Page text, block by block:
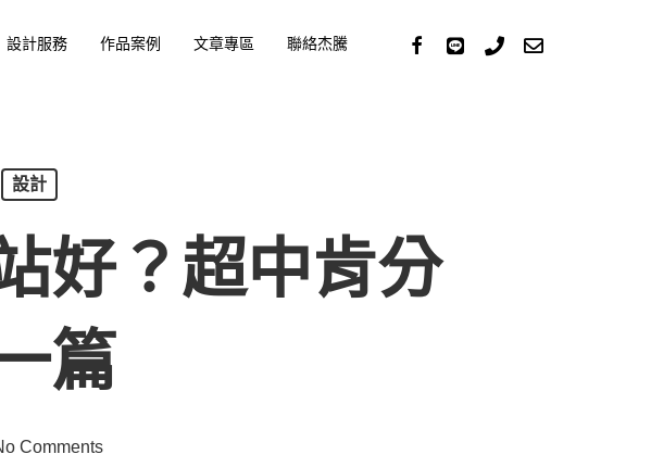
設計服務 作品案例 文章專區 聯絡杰騰 FacebookStackexchange
Phone Email
設計
好？超中肯分
篇
Comments